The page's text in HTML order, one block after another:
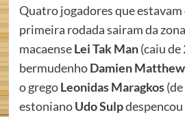
Quatro jogadores que
primeira rodada sairam da
macaenseLei Tak Man(caiu de
bermudenhoDamien
o gregoLeonidas Maragkos(de
estonianoUdo Sulpdespencou